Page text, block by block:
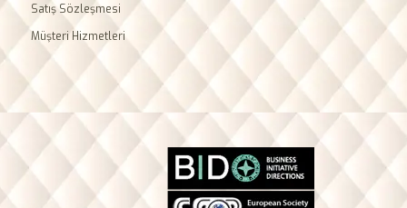
Satış Sözleşmesi
Müşteri Hizmetleri